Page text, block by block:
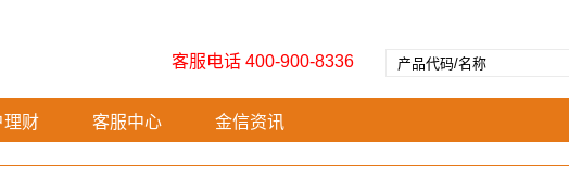
客服电话 400-900-8336
理财 客服中心 金信资讯